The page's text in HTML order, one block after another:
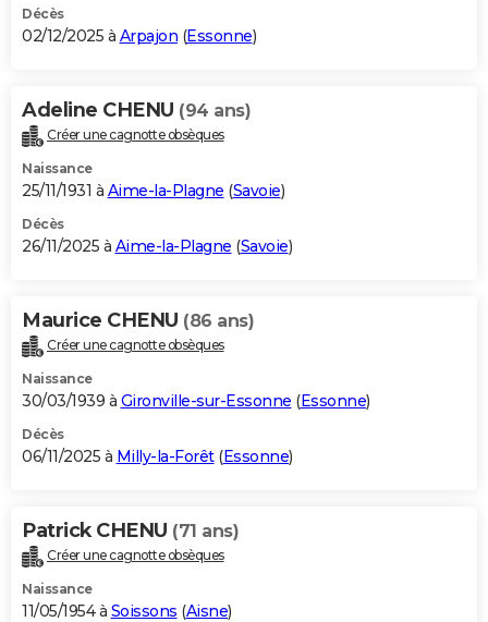
Décès
02/12/2025 à Arpajon (Essonne)
Adeline CHENU (94 ans)
Créer une cagnotte obsèques
Naissance
25/11/1931 à Aime-la-Plagne (Savoie)
Décès
26/11/2025 à Aime-la-Plagne (Savoie)
Maurice CHENU (86 ans)
Créer une cagnotte obsèques
Naissance
30/03/1939 à Gironville-sur-Essonne (Essonne)
Décès
06/11/2025 à Milly-la-Forêt(Essonne)
Patrick CHENU (71 ans)
Créer une cagnotte obsèques
Naissance
11/05/1954 à Soissons (Aisne)